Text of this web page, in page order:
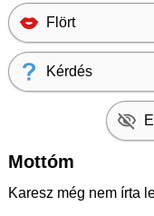
Flört
Kérdés
Mottóm
Karesz még nem írta